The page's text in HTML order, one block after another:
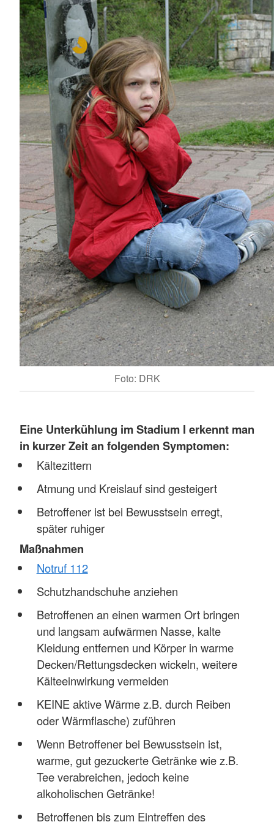
Foto: DRK
Eine Unterkühlung im Stadium I erkennt man
in kurzer Zeit an folgenden Symptomen:
Kältezittern
Atmung und Kreislauf sind gesteigert
Betroffener ist bei Bewusstsein erregt,
später ruhiger
Maßnahmen
Notruf 112
Schutzhandschuhe anziehen
Betroffenen an einen warmen Ort bringen
und langsam aufwärmen Nasse, kalte
Kleidung entfernen und Körper in warme
Decken/Rettungsdecken wickeln, weitere
Kälteeinwirkung vermeiden
KEINE aktive Wärme z.B. durch Reiben
oder Wärmflasche) zuführen
Wenn Betroffener bei Bewusstsein ist,
warme, gut gezuckerte Getränke wie z.B.
Tee verabreichen, jedoch keine
alkoholischen Getränke!
Betroffenen bis zum Eintreffen des